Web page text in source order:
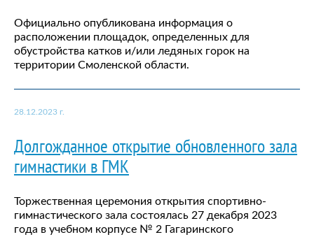
Официально опубликована информация о
расположении площадок, определенных для
обустройства катков и/или ледяных горок на
территории Смоленской области.
28.12.2023 г.
Долгожданное открытие обновленного зала
гимнастики в ГМК
Торжественная церемония открытия спортивно-
гимнастического зала состоялась 27 декабря 2023
года в учебном корпусе № 2 Гагаринского